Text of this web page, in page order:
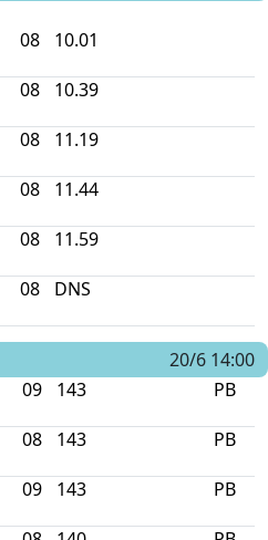
08 10.01
08 10.39
08 11.19
08 11.44
08 11.59
08 DNS
20/6 14:00
09 143 PB
08 143 PB
09 143 PB